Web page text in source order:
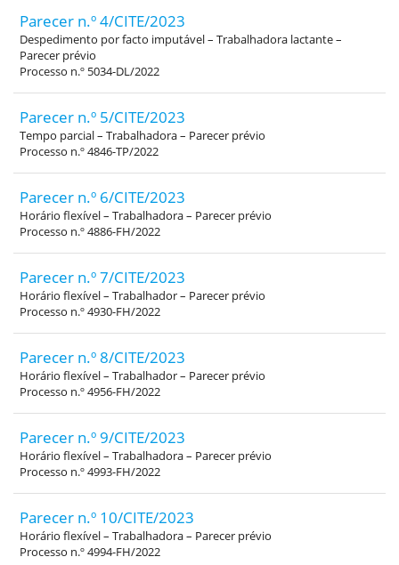
Parecer n.º 4/CITE/2023
Despedimento por facto imputável – Trabalhadora lactante –
Parecer prévio
Processo n.º 5034-DL/2022
Parecer n.º 5/CITE/2023
Tempo parcial – Trabalhadora – Parecer prévio
Processo n.º 4846-TP/2022
Parecer n.º 6/CITE/2023
Horário flexível – Trabalhadora – Parecer prévio
Processo n.º 4886-FH/2022
Parecer n.º 7/CITE/2023
Horário flexível – Trabalhador – Parecer prévio
Processo n.º 4930-FH/2022
Parecer n.º 8/CITE/2023
Horário flexível – Trabalhador – Parecer prévio
Processo n.º 4956-FH/2022
Parecer n.º 9/CITE/2023
Horário flexível – Trabalhadora – Parecer prévio
Processo n.º 4993-FH/2022
Parecer n.º 10/CITE/2023
Horário flexível – Trabalhadora – Parecer prévio
Processo n.º 4994-FH/2022